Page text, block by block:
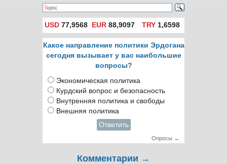
USD 77,9568 EUR 88,9097 TRY1,6598
Какое направление политики Эрдогана
сегодня вызывает у вас наибольшие
вопросы?
Экономическая политика
Курдский вопрос и безопасность
Внутренняя политика и свободы
Внешняя политика
Ответить
Опросы →
Комментарии →